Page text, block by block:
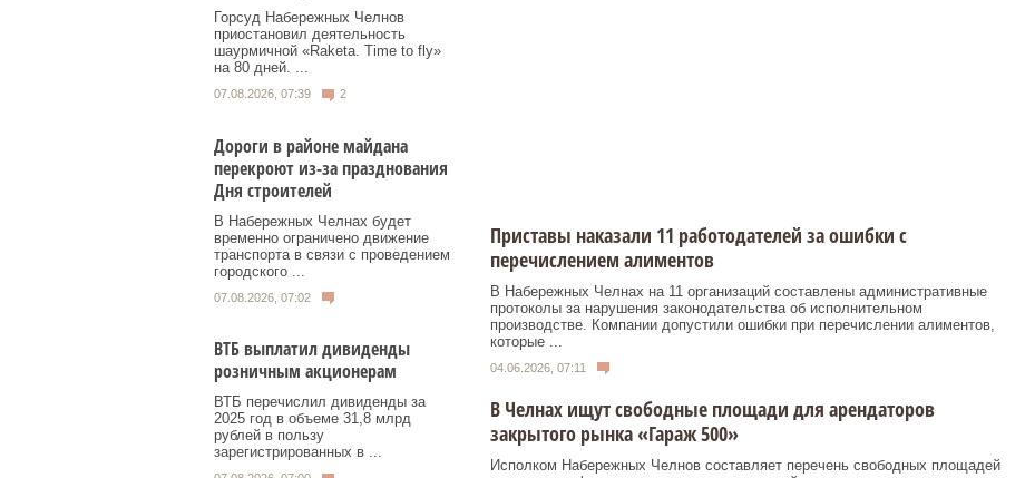
Горсуд Набережных Челнов
приостановил деятельность
шаурмичной «Raketa. Time to fly»
на 80 дней. ...
07.08.2026, 07:39 2
Дороги в районе майдана
перекроют из-за празднования
Дня строителей
В Набережных Челнах будет
временно ограничено движение
транспорта в связи с проведением
городского ...
07.08.2026, 07:02
ВТБ выплатил дивиденды
розничным акционерам
ВТБ перечислил дивиденды за
2025 год в объеме 31,8 млрд
рублей в пользу
зарегистрированных в ...
Приставы наказали 11 работодателей за ошибки с
перечислением алиментов
В Набережных Челнах на 11 организаций составлены административные
протоколы за нарушения законодательства об исполнительном
производстве. Компании допустили ошибки при перечислении алиментов,
которые ...
04.06.2026, 07:11
В Челнах ищут свободные площади для арендаторов
закрытого рынка «Гараж 500»
Исполком Набережных Челнов составляет перечень свободных площадей